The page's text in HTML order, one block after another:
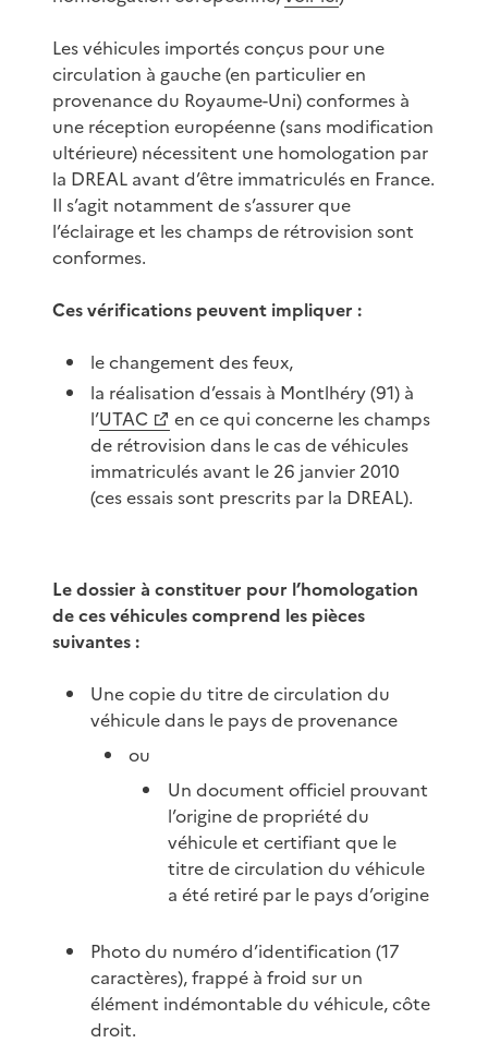
Les véhicules importés conçus pour une
circulation à gauche (en particulier en
provenance du Royaume-Uni) conformes à
une réception européenne (sans modification
ultérieure) nécessitent une homologation par
la DREAL avant d’être immatriculés en France.
Il s’agit notamment de s’assurer que
l’éclairage et les champs de rétrovision sont
conformes.
Ces vérifications peuvent impliquer :
le changement des feux,
la réalisation d’essais à Montlhéry (91) à
l’UTAC
en ce qui concerne les champs
de rétrovision dans le cas de véhicules
immatriculés avant le 26 janvier 2010
(ces essais sont prescrits par la DREAL).
Le dossier à constituer pour l’homologation
de ces véhicules comprend les pièces
suivantes :
Une copie du titre de circulation du
véhicule dans le pays de provenance
ou
Un document officiel prouvant
l’origine de propriété du
véhicule et certifiant que le
titre de circulation du véhicule
a été retiré par le pays d’origine
Photo du numéro d’identification (17
caractères), frappé à froid sur un
élément indémontable du véhicule, côte
droit.